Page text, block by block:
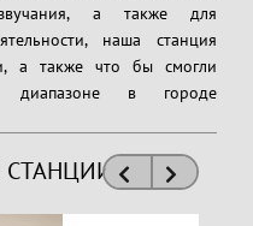
а также для
наша станция
а также что бы смогли
в городе